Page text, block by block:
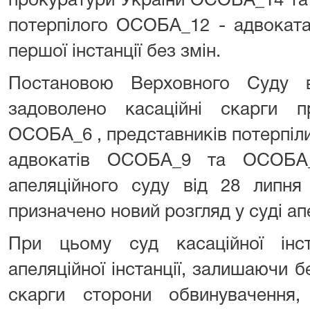
потерпілого ОСОБА_12 -
першої інстанції без змін.
Постановою Верховного
задоволено касаційні скарги
ОСОБА_6 , представників
адвокатів ОСОБА_9 та
апеляційного суду від 28
призначено новий розгляд у суді
При цьому суд касаційної
апеляційної інстанції, залишаючи
скарги сторони